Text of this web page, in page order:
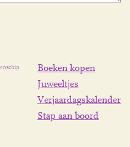
Boeken kopen
Juweeltjes
Verjaardagskalender
Stap aan boord